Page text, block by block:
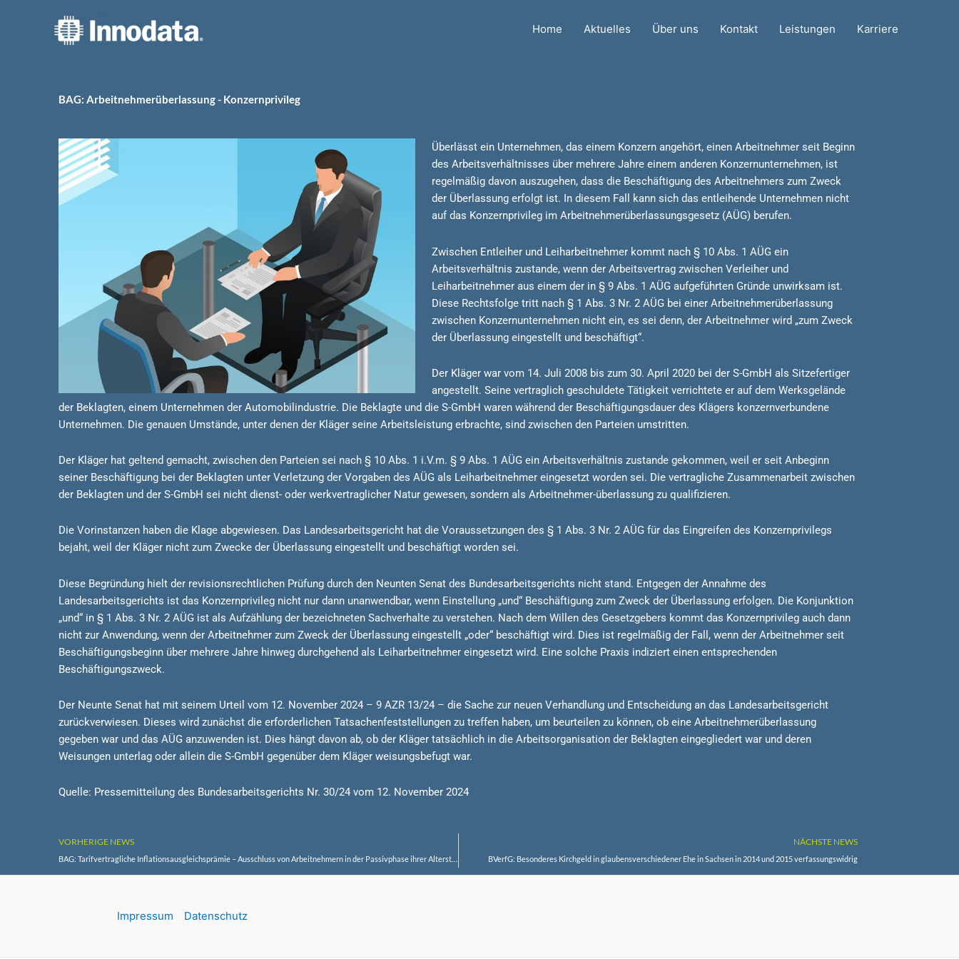
Home Aktuelles Über uns Kontakt Leistungen Karriere
BAG: Arbeitnehmerüberlassung - Konzernprivileg
Überlässt ein Unternehmen, das einem Konzern angehört, einen Arbeitnehmer seit Beginn
des Arbeitsverhältnisses über mehrere Jahre einem anderen Konzernunternehmen, ist
regelmäßig davon auszugehen, dass die Beschäftigung des Arbeitnehmers zum Zweck
der Überlassung erfolgt ist. In diesem Fall kann sich das entleihende Unternehmen nicht
auf das Konzernprivileg im Arbeitnehmerüberlassungsgesetz (AÜG) berufen.
Zwischen Entleiher und Leiharbeitnehmer kommt nach § 10 Abs. 1 AÜG ein
Arbeitsverhältnis zustande, wenn der Arbeitsvertrag zwischen Verleiher und
Leiharbeitnehmer aus einem der in § 9 Abs. 1 AÜG aufgeführten Gründe unwirksam ist.
Diese Rechtsfolge tritt nach § 1 Abs. 3 Nr. 2 AÜG bei einer Arbeitnehmerüberlassung
zwischen Konzernunternehmen nicht ein, es sei denn, der Arbeitnehmer wird „zum Zweck
der Überlassung eingestellt und beschäftigt“.
Der Kläger war vom 14. Juli 2008 bis zum 30. April 2020 bei der S-GmbH als Sitzefertiger
angestellt. Seine vertraglich geschuldete Tätigkeit verrichtete er auf dem Werksgelände
der Beklagten, einem Unternehmen der Automobilindustrie. Die Beklagte und die S-GmbH waren während der Beschäftigungsdauer des Klägers konzernverbundene
Unternehmen. Die genauen Umstände, unter denen der Kläger seine Arbeitsleistung erbrachte, sind zwischen den Parteien umstritten.
Der Kläger hat geltend gemacht, zwischen den Parteien sei nach § 10 Abs. 1 i.V.m. § 9 Abs. 1 AÜG ein Arbeitsverhältnis zustande gekommen, weil er seit Anbeginn
seiner Beschäftigung bei der Beklagten unter Verletzung der Vorgaben des AÜG als Leiharbeitnehmer eingesetzt worden sei. Die vertragliche Zusammenarbeit zwischen
der Beklagten und der S-GmbH sei nicht dienst- oder werkvertraglicher Natur gewesen, sondern als Arbeitnehmer-überlassung zu qualifizieren.
Die Vorinstanzen haben die Klage abgewiesen. Das Landesarbeitsgericht hat die Voraussetzungen des § 1 Abs. 3 Nr. 2 AÜG für das Eingreifen des Konzernprivilegs
bejaht, weil der Kläger nicht zum Zwecke der Überlassung eingestellt und beschäftigt worden sei.
Diese Begründung hielt der revisionsrechtlichen Prüfung durch den Neunten Senat des Bundesarbeitsgerichts nicht stand. Entgegen der Annahme des
Landesarbeitsgerichts ist das Konzernprivileg nicht nur dann unanwendbar, wenn Einstellung „und“ Beschäftigung zum Zweck der Überlassung erfolgen. Die Konjunktion
„und“ in § 1 Abs. 3 Nr. 2 AÜG ist als Aufzählung der bezeichneten Sachverhalte zu verstehen. Nach dem Willen des Gesetzgebers kommt das Konzernprivileg auch dann
nicht zur Anwendung, wenn der Arbeitnehmer zum Zweck der Überlassung eingestellt „oder“ beschäftigt wird. Dies ist regelmäßig der Fall, wenn der Arbeitnehmer seit
Beschäftigungsbeginn über mehrere Jahre hinweg durchgehend als Leiharbeitnehmer eingesetzt wird. Eine solche Praxis indiziert einen entsprechenden
Beschäftigungszweck.
Der Neunte Senat hat mit seinem Urteil vom 12. November 2024 – 9 AZR 13/24 – die Sache zur neuen Verhandlung und Entscheidung an das Landesarbeitsgericht
zurückverwiesen. Dieses wird zunächst die erforderlichen Tatsachenfeststellungen zu treffen haben, um beurteilen zu können, ob eine Arbeitnehmerüberlassung
gegeben war und das AÜG anzuwenden ist. Dies hängt davon ab, ob der Kläger tatsächlich in die Arbeitsorganisation der Beklagten eingegliedert war und deren
Weisungen unterlag oder allein die S-GmbH gegenüber dem Kläger weisungsbefugt war.
Quelle: Pressemitteilung des Bundesarbeitsgerichts Nr. 30/24 vom 12. November 2024
VORHERIGE NEWS NÄCHSTE NEWS
BVerfG: Besonderes Kirchgeld in glaubensverschiedener Ehe in Sachsen in 2014 und 2015 verfassungswidrig
Impressum Datenschutz